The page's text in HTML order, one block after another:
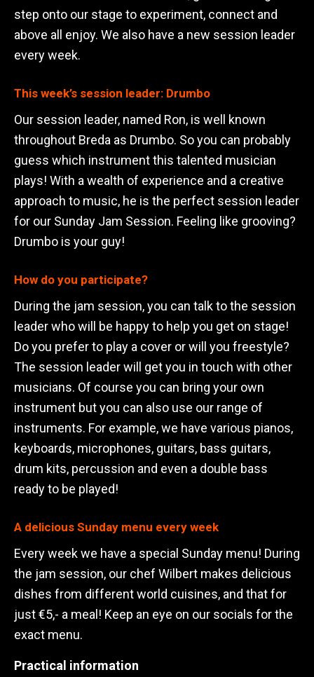
step onto our stage to experiment, connect and
above all enjoy. We also have a new session leader
every week.
This week’s session leader: Drumbo
Our session leader, named Ron, is well known
throughout Breda as Drumbo. So you can probably
guess which instrument this talented musician
plays! With a wealth of experience and a creative
approach to music, he is the perfect session leader
for our Sunday Jam Session. Feeling like grooving?
Drumbo is your guy!
How do you participate?
During the jam session, you can talk to the session
leader who will be happy to help you get on stage!
Do you prefer to play a cover or will you freestyle?
The session leader will get you in touch with other
musicians. Of course you can bring your own
instrument but you can also use our range of
instruments. For example, we have various pianos,
keyboards, microphones, guitars, bass guitars,
drum kits, percussion and even a double bass
ready to be played!
A delicious Sunday menu every week
Every week we have a special Sunday menu! During
the jam session, our chef Wilbert makes delicious
dishes from different world cuisines, and that for
just €5,- a meal! Keep an eye on our socials for the
exact menu.
Practical information